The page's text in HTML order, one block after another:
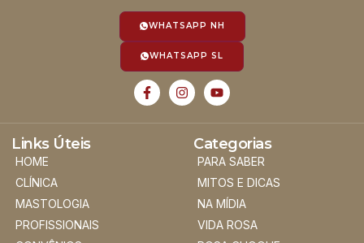
WHATSAPP NH
WHATSAPP SL
Links Úteis
HOME
CLÍNICA
MASTOLOGIA
PROFISSIONAIS
Categorias
PARA SABER
MITOS E DICAS
NA MÍDIA
VIDA ROSA